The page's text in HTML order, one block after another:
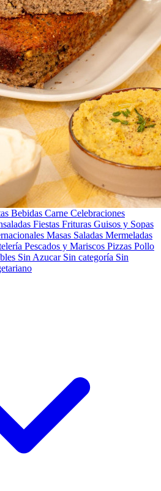
Bebidas Carne Celebraciones
Fiestas Frituras Guisos y Sopas
Masas Saladas Mermeladas
Pescados y Mariscos Pizzas Pollo
Sin Azucar Sin categoría Sin